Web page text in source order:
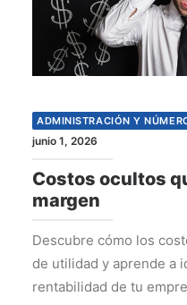
ADMINISTRACIÓN Y
junio 1, 2026
Costos ocultos
margen
Descubre cómo los
de utilidad y aprende a
rentabilidad de tu